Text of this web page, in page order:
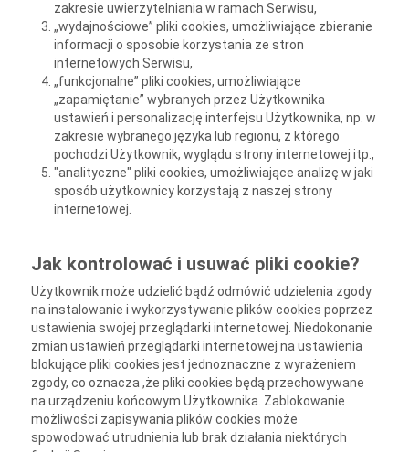
zakresie uwierzytelniania w ramach Serwisu,
„wydajnościowe” pliki cookies, umożliwiające zbieranie
informacji o sposobie korzystania ze stron
internetowych Serwisu,
„funkcjonalne” pliki cookies, umożliwiające
„zapamiętanie” wybranych przez Użytkownika
ustawień i personalizację interfejsu Użytkownika, np. w
zakresie wybranego języka lub regionu, z którego
pochodzi Użytkownik, wyglądu strony internetowej itp.,
"analityczne" pliki cookies, umożliwiające analizę w jaki
sposób użytkownicy korzystają z naszej strony
internetowej.
Jak kontrolować i usuwać pliki cookie?
Użytkownik może udzielić bądź odmówić udzielenia zgody
na instalowanie i wykorzystywanie plików cookies poprzez
ustawienia swojej przeglądarki internetowej. Niedokonanie
zmian ustawień przeglądarki internetowej na ustawienia
blokujące pliki cookies jest jednoznaczne z wyrażeniem
zgody, co oznacza ,że pliki cookies będą przechowywane
na urządzeniu końcowym Użytkownika. Zablokowanie
możliwości zapisywania plików cookies może
spowodować utrudnienia lub brak działania niektórych